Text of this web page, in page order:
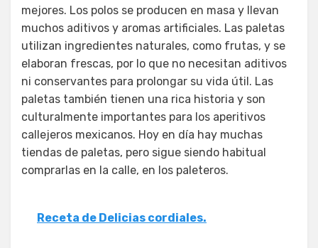
mejores. Los polos se producen en masa y llevan
muchos aditivos y aromas artificiales. Las paletas
utilizan ingredientes naturales, como frutas, y se
elaboran frescas, por lo que no necesitan aditivos
ni conservantes para prolongar su vida útil. Las
paletas también tienen una rica historia y son
culturalmente importantes para los aperitivos
callejeros mexicanos. Hoy en día hay muchas
tiendas de paletas, pero sigue siendo habitual
comprarlas en la calle, en los paleteros.
Receta de Delicias cordiales.